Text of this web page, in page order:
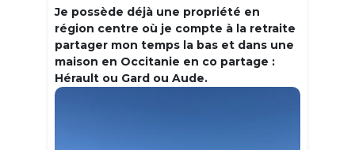
Je possède déjà une propriété en
région centre où je compte à la retraite
partager mon temps la bas et dans une
maison en Occitanie en co partage :
Hérault ou Gard ou Aude.